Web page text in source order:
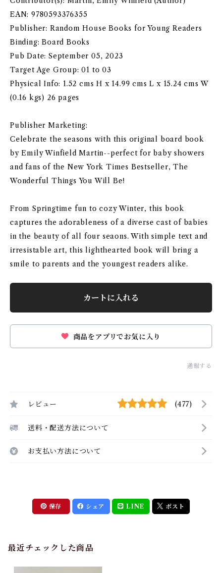
EAN: 9780593376355
Publisher: Random House Books for Young Readers
Binding: Board Books
Pub Date: September 05, 2023
Target Age Group: 01 to 03
Physical Info: 1.52 cms H x 14.99 cms L x 15.24 cms W
(0.16 kgs) 26 pages
Publisher Marketing:
Celebrate the seasons with this original board book
by Emily Winfield Martin--perfect for baby showers
and fans of the New York Times Bestseller, The
Wonderful Things You Will Be!
From Springtime fun to cozy Winter, this book
captures the adorableness of a diverse cast of babies
in the beauty of all four seaons. With simple text and
irresistable art, this lighthearted book will bring a
smile to parents and the youngest readers alike.
カートに入れる
商品をアプリでお気に入り
通報する
レビュー (477)
送料・配送方法について
お支払い方法について
保存 シェア LINE ポスト
最近チェックした商品